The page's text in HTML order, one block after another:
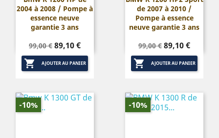
2004 à 2008 / Pompe à
essence neuve
garantie 3 ans
Prix
de
base
99,00 € Prix
89,10 €
 AJOUTER AU PANIER
de 2007 à 2010 /
Pompe à essence
neuve garantie 3 ans
Prix
de
base
99,00 € Prix
89,10 €
 AJOUTER AU PANIER
-10% -10%